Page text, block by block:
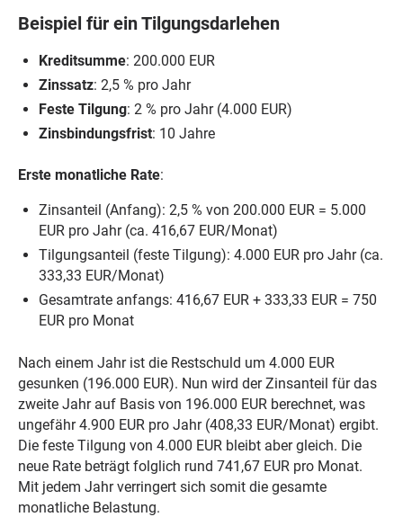
Beispiel für ein Tilgungsdarlehen
Kreditsumme: 200.000 EUR
Zinssatz: 2,5 % pro Jahr
Feste Tilgung: 2 % pro Jahr (4.000 EUR)
Zinsbindungsfrist: 10 Jahre
Erste monatliche Rate:
Zinsanteil (Anfang): 2,5 % von 200.000 EUR = 5.000
EUR pro Jahr (ca. 416,67 EUR/Monat)
Tilgungsanteil (feste Tilgung): 4.000 EUR pro Jahr (ca.
333,33 EUR/Monat)
Gesamtrate anfangs: 416,67 EUR + 333,33 EUR = 750
EUR pro Monat
Nach einem Jahr ist die Restschuld um 4.000 EUR
gesunken (196.000 EUR). Nun wird der Zinsanteil für das
zweite Jahr auf Basis von 196.000 EUR berechnet, was
ungefähr 4.900 EUR pro Jahr (408,33 EUR/Monat) ergibt.
Die feste Tilgung von 4.000 EUR bleibt aber gleich. Die
neue Rate beträgt folglich rund 741,67 EUR pro Monat.
Mit jedem Jahr verringert sich somit die gesamte
monatliche Belastung.